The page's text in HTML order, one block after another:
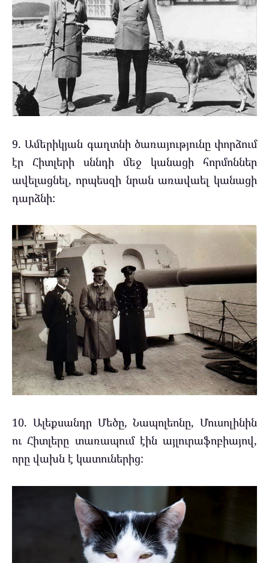
9. Ամերիկյան գաղտնի ծառայությունը փորձում
էր Հիտլերի սննդի մեջ կանացի հորմոններ
ավելացնել, որպեսզի նրան առավաել կանացի
դարձնի:
10. Ալեքսանդր Մեծը, Նապոլեոնը, Մուսոլինին
ու Հիտլերը տառապում էին այլուրաֆոբիայով,
որը վախն է կատուներից: